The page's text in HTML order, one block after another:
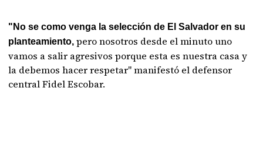
"No se como venga la selección de El Salvador en su
planteamiento, pero nosotros desde el minuto uno
vamos a salir agresivos porque esta es nuestra casa y
la debemos hacer respetar" manifestó el defensor
central Fidel Escobar.